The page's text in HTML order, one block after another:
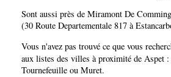
Sont aussi près de Miramont De
(30 Route Departementale 817 à
Vous n'avez pas trouvé ce que vous
aux listes des villes à proximité de Aspet :
Tournefeuille ou Muret.